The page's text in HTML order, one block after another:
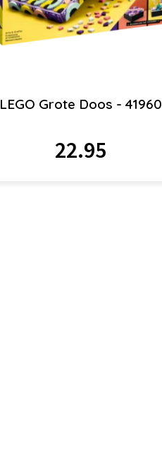
LEGO Grote Doos - 41960
22.95